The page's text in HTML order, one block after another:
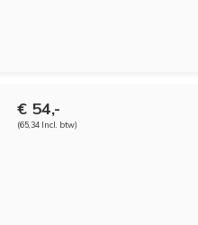
€ 54,-
(65,34 Incl. btw)